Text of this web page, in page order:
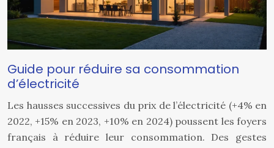
Guide pour réduire sa consommation
d’électricité
Les hausses successives du prix de l’électricité (+4% en
2022, +15% en 2023, +10% en 2024) poussent les foyers
français à réduire leur consommation. Des gestes